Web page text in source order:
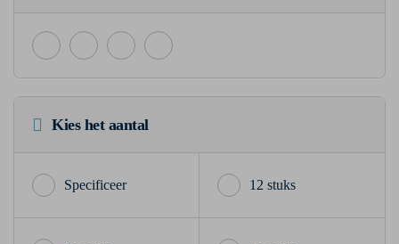
Kies het aantal
12 stuks